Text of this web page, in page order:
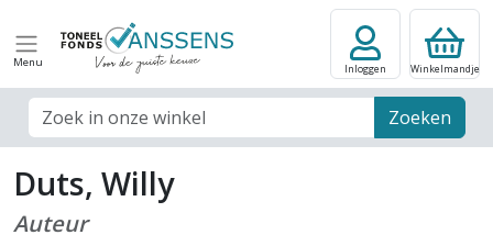
Menu
Zoek veld Zoeken
Inloggen Winkelmandje
Duts, Willy
Auteur